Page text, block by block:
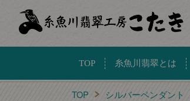
TOP 糸魚川翡翠とは
TOP シルバーペンダント